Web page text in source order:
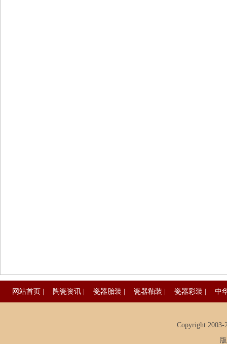
网站首页 陶瓷资讯 瓷器胎装 瓷器釉装 瓷器彩装 中
Copyright 2003-